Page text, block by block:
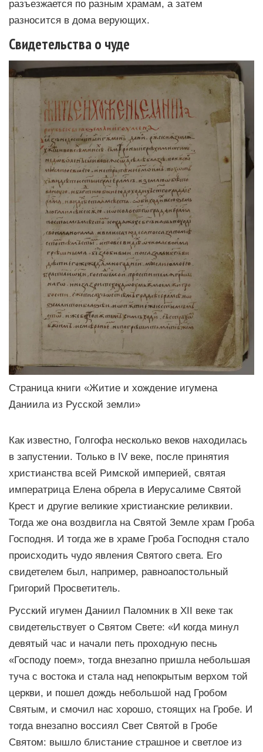
разъезжается по разным храмам, а затем
разносится в дома верующих.
Свидетельства о чуде
Страница книги «Житие и хождение игумена
Даниила из Русской земли»
Как известно, Голгофа несколько веков находилась
в запустении. Только в IV веке, после принятия
христианства всей Римской империей, святая
императрица Елена обрела в Иерусалиме Святой
Крест и другие великие христианские реликвии.
Тогда же она воздвигла на Святой Земле храм Гроба
Господня. И тогда же в храме Гроба Господня стало
происходить чудо явления Святого света. Его
свидетелем был, например, равноапостольный
Григорий Просветитель.
Русский игумен Даниил Паломник в XII веке так
свидетельствует о Святом Свете: «И когда минул
девятый час и начали петь проходную песнь
«Господу поем», тогда внезапно пришла небольшая
туча с востока и стала над непокрытым верхом той
церкви, и пошел дождь небольшой над Гробом
Святым, и смочил нас хорошо, стоящих на Гробе. И
тогда внезапно воссиял Свет Святой в Гробе
Святом: вышло блистание страшное и светлое из